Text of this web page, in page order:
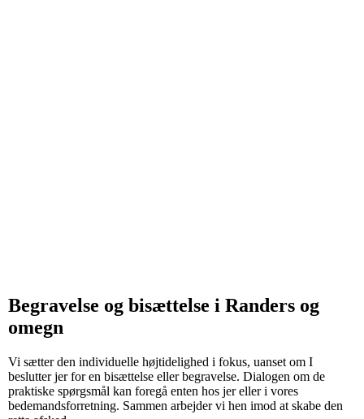
Begravelse og bisættelse i Randers og
omegn
Vi sætter den individuelle højtidelighed i fokus, uanset om I
beslutter jer for en bisættelse eller begravelse. Dialogen om de
praktiske spørgsmål kan foregå enten hos jer eller i vores
bedemandsforretning. Sammen arbejder vi hen imod at skabe den